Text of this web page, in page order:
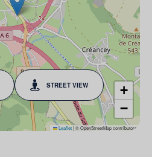
STREET VIEW
+
−
Leaflet|© OpenStreetMap contributors